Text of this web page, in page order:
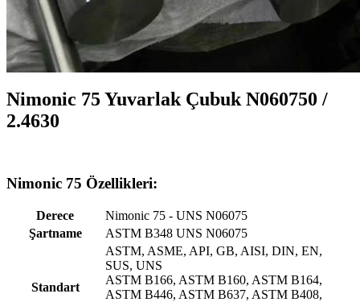
Nimonic 75 Yuvarlak Çubuk N060750 /
2.4630
Nimonic 75 Özellikleri:
Derece
Nimonic 75 - UNS N06075
Şartname
ASTM B348 UNS N06075
Standart
ASTM, ASME, API, GB, AISI, DIN, EN,
SUS, UNS
ASTM B166, ASTM B160, ASTM B164,
ASTM B446, ASTM B637, ASTM B408,